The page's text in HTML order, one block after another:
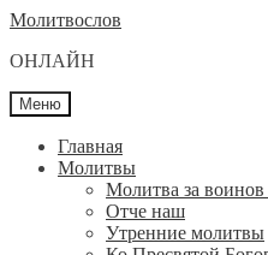
Перейти
навигации
Перейти
содержимому
Молитвослов
ОНЛАЙН
Меню
Главная
Молитвы
Молитва за
Отче наш
Утренние молитвы